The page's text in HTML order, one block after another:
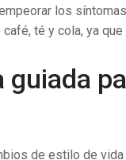
los
té y cola, ya
guiada
de estilo de